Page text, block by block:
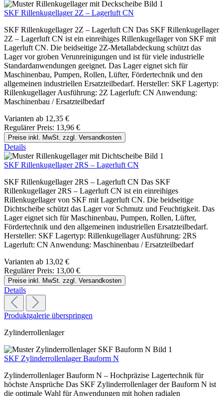
SKF Rillenkugellager 2Z – Lagerluft CN
SKF Rillenkugellager 2Z – Lagerluft CN Das SKF Rillenkugellager
2Z – Lagerluft CN ist ein einreihiges Rillenkugellager von SKF mit
Lagerluft CN. Die beidseitige 2Z-Metallabdeckung schützt das
Lager vor groben Verunreinigungen und ist für viele industrielle
Standardanwendungen geeignet. Das Lager eignet sich für
Maschinenbau, Pumpen, Rollen, Lüfter, Fördertechnik und den
allgemeinen industriellen Ersatzteilbedarf. Hersteller: SKF Lagertyp:
Rillenkugellager Ausführung: 2Z Lagerluft: CN Anwendung:
Maschinenbau / Ersatzteilbedarf
Varianten ab 12,35 €
Regulärer Preis: 13,96 €
Preise inkl. MwSt. zzgl. Versandkosten
Details
SKF Rillenkugellager 2RS – Lagerluft CN
SKF Rillenkugellager 2RS – Lagerluft CN Das SKF
Rillenkugellager 2RS – Lagerluft CN ist ein einreihiges
Rillenkugellager von SKF mit Lagerluft CN. Die beidseitige
Dichtscheibe schützt das Lager vor Schmutz und Feuchtigkeit. Das
Lager eignet sich für Maschinenbau, Pumpen, Rollen, Lüfter,
Fördertechnik und den allgemeinen industriellen Ersatzteilbedarf.
Hersteller: SKF Lagertyp: Rillenkugellager Ausführung: 2RS
Lagerluft: CN Anwendung: Maschinenbau / Ersatzteilbedarf
Varianten ab 13,02 €
Regulärer Preis: 13,00 €
Preise inkl. MwSt. zzgl. Versandkosten
Details
Produktgalerie überspringen
Zylinderrollenlager
SKF Zylinderrollenlager Bauform N
Zylinderrollenlager Bauform N – Hochpräzise Lagertechnik für
höchste Ansprüche Das SKF Zylinderrollenlager der Bauform N ist
die optimale Wahl für Anwendungen mit hohen radialen